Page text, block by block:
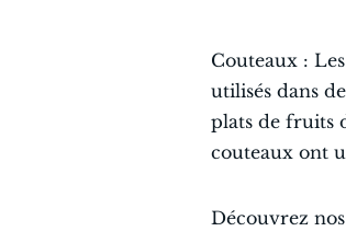
Couteaux :
utilisés dans
plats de fruits
couteaux ont
Découvrez